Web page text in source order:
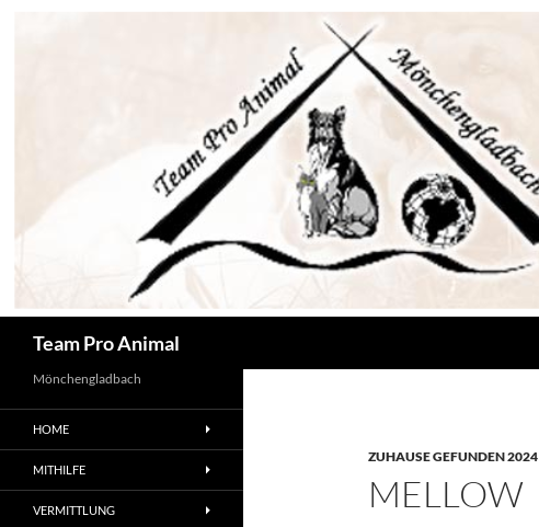
Team Pro Animal
ZUHAUSE GEFUNDEN 2024
MELLOW
Mönchengladbach
HOME
MITHILFE
VERMITTLUNG